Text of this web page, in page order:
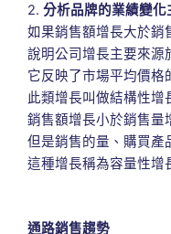
2. 分析品牌的業績變化
如果銷售額增長大於銷
說明公司增長主要來源
它反映了市場平均價格
此類增長叫做結構性增
銷售額增長小於銷售量
但是銷售的量、購買產
這種增長稱為容量性增
通路銷售趨勢